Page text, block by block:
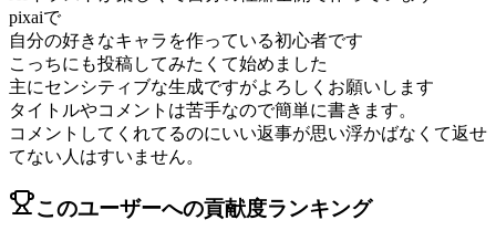
pixaiで
自分の好きなキャラを作っている初心者です
こっちにも投稿してみたくて始めました
主にセンシティブな生成ですがよろしくお願いします
タイトルやコメントは苦手なので簡単に書きます。
コメントしてくれてるのにいい返事が思い浮かばなくて返せ
てない人はすいません。
このユーザーへの貢献度ランキング